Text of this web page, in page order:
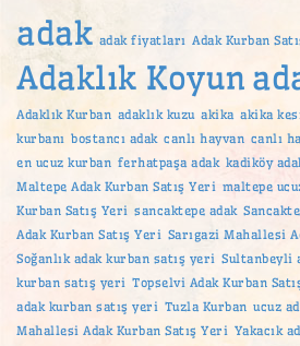
adak adak fiyatları Adak Kurban
Adaklık Koyun
Adaklık Kurban adaklık kuzu akika akika
kurbanı bostancı adak canlı hayvan canlı
en ucuz kurban ferhatpaşa adak kadiköy
Maltepe Adak Kurban Satış Yeri maltepe
Kurban Satış Yeri sancaktepe adak
Adak Kurban Satış Yeri Sarıgazi Mahallesi
Soğanlık adak kurban satış yeri Sultanbeyli
kurban satış yeri Topselvi Adak Kurban
adak kurban satış yeri Tuzla Kurban ucuz
Mahallesi Adak Kurban Satış Yeri Yakacık